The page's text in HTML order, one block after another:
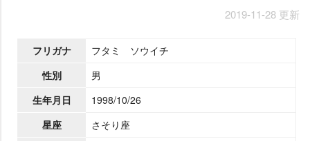
2019-11-28 更新
フリガナ
フタミ ソウイチ
性別
男
生年月日
1998/10/26
星座
さそり座